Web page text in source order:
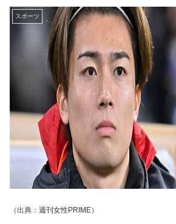
スポーツ
（出典： 週刊女性PRIME）